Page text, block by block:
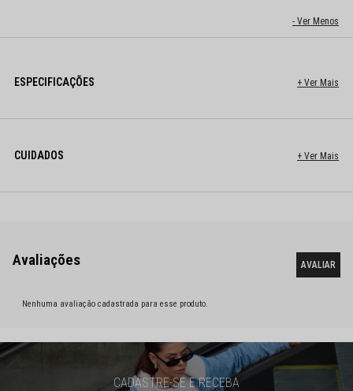
ESPECIFICAÇÕES
CUIDADOS
Nenhuma avaliação cadastrada para esse produto.
CADASTRE-SE E RECEBA